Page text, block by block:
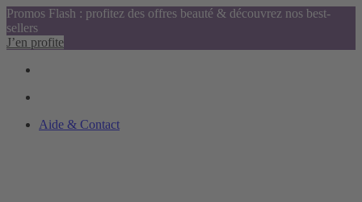
Promos Flash : profitez des offres beauté & découvrez nos best-
sellers
J’en profite
Aide & Contact